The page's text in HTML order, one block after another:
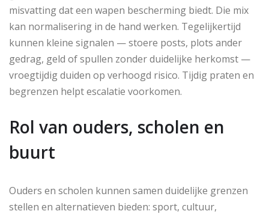
misvatting dat een wapen bescherming biedt. Die mix
kan normalisering in de hand werken. Tegelijkertijd
kunnen kleine signalen — stoere posts, plots ander
gedrag, geld of spullen zonder duidelijke herkomst —
vroegtijdig duiden op verhoogd risico. Tijdig praten en
begrenzen helpt escalatie voorkomen.
Rol van ouders, scholen en
buurt
Ouders en scholen kunnen samen duidelijke grenzen
stellen en alternatieven bieden: sport, cultuur,